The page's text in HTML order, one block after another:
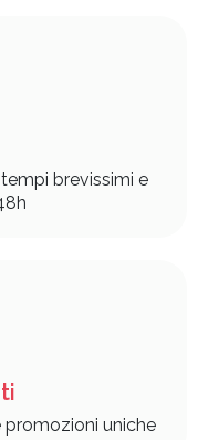
brevissimi e
promozioni uniche